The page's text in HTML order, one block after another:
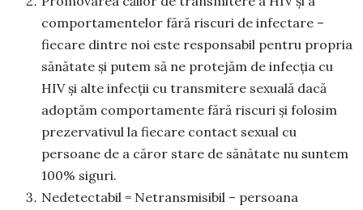
comportamentelor fără riscuri de infectare –
fiecare dintre noi este responsabil pentru propria
sănătate și putem să ne protejăm de infecția cu
HIV și alte infecții cu transmitere sexuală dacă
adoptăm comportamente fără riscuri și folosim
prezervativul la fiecare contact sexual cu
persoane de a căror stare de sănătate nu suntem
100% siguri.
Nedetectabil = Netransmisibil – persoana